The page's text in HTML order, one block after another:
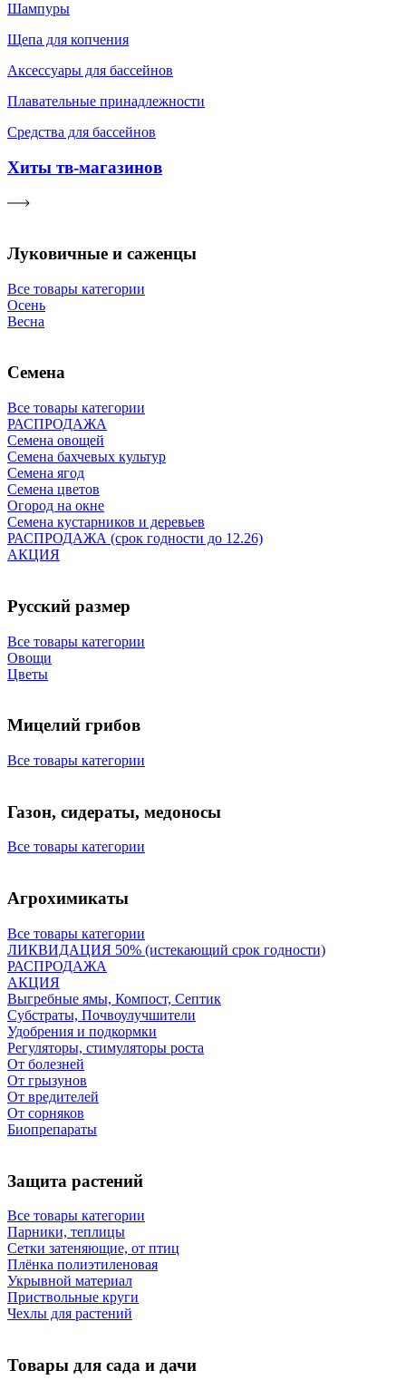
Шампуры
Щепа для копчения
Аксессуары для бассейнов
Плавательные принадлежности
Средства для бассейнов
Хиты тв-магазинов
Луковичные и саженцы
Все товары категории
Осень
Весна
Семена
Все товары категории
РАСПРОДАЖА
Семена овощей
Семена бахчевых культур
Семена ягод
Семена цветов
Огород на окне
Семена кустарников и деревьев
РАСПРОДАЖА (срок годности до 12.26)
АКЦИЯ
Русский размер
Все товары категории
Овощи
Цветы
Мицелий грибов
Все товары категории
Газон, сидераты, медоносы
Все товары категории
Агрохимикаты
Все товары категории
ЛИКВИДАЦИЯ 50% (истекающий срок годности)
РАСПРОДАЖА
АКЦИЯ
Выгребные ямы, Компост, Септик
Субстраты, Почвоулучшители
Удобрения и подкормки
Регуляторы, стимуляторы роста
От болезней
От грызунов
От вредителей
От сорняков
Биопрепараты
Защита растений
Все товары категории
Парники, теплицы
Сетки затеняющие, от птиц
Плёнка полиэтиленовая
Укрывной материал
Приствольные круги
Чехлы для растений
Товары для сада и дачи